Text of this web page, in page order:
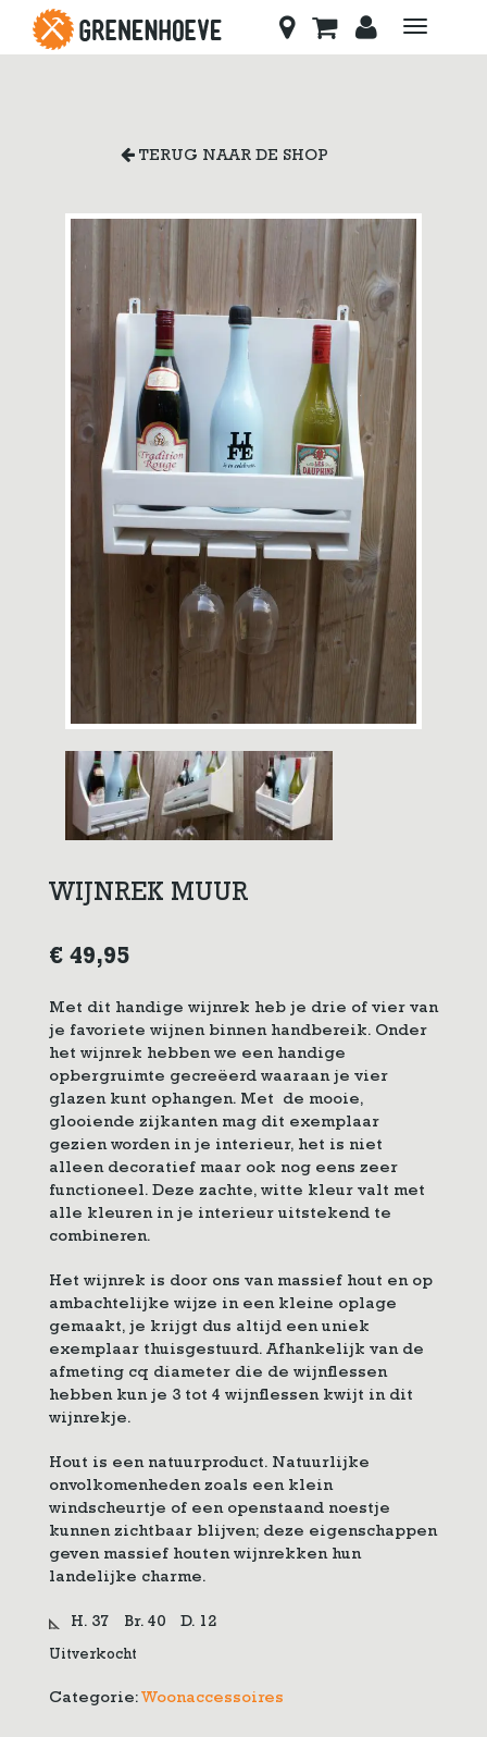
Toggle
TERUG NAAR DE SHOP
WIJNREK MUUR
€ 49,95
Met dit handige wijnrek heb je drie of vier van
je favoriete wijnen binnen handbereik. Onder
het wijnrek hebben we een handige
opbergruimte gecreëerd waaraan je vier
glazen kunt ophangen. Met de mooie,
glooiende zijkanten mag dit exemplaar
gezien worden in je interieur, het is niet
alleen decoratief maar ook nog eens zeer
functioneel. Deze zachte, witte kleur valt met
alle kleuren in je interieur uitstekend te
combineren.
Het wijnrek is door ons van massief hout en op
ambachtelijke wijze in een kleine oplage
gemaakt, je krijgt dus altijd een uniek
exemplaar thuisgestuurd. Afhankelijk van de
afmeting cq diameter die de wijnflessen
hebben kun je 3 tot 4 wijnflessen kwijt in dit
wijnrekje.
Hout is een natuurproduct. Natuurlijke
onvolkomenheden zoals een klein
windscheurtje of een openstaand noestje
kunnen zichtbaar blijven; deze eigenschappen
geven massief houten wijnrekken hun
landelijke charme.
H. 37 Br. 40 D. 12
Uitverkocht
Categorie: Woonaccessoires